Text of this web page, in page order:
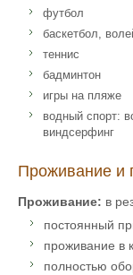
футбол
баскетбол,
теннис
бадминтон
игры на пляже
водный спорт:
виндсерфинг
Проживание и
Проживание: в
постоянный
проживание в
полностью